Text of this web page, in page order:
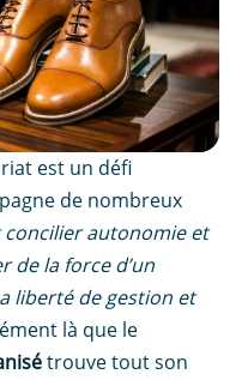
est un défi
de nombreux
concilier autonomie et
de la force d’un
liberté de gestion et
là que le
trouve tout son